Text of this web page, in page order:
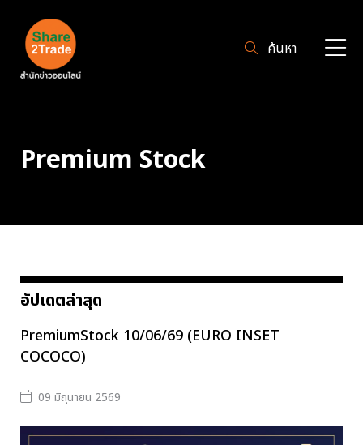
ค้นหา
Premium Stock
อัปเดตล่าสุด
PremiumStock 10/06/69 (EURO INSET
COCOCO)
09 มิถุนายน 2569